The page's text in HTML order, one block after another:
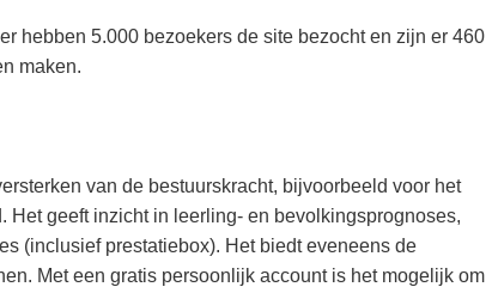
hebben 5.000 bezoekers de site bezocht en zijn er 460
maken.
van de bestuurskracht, bijvoorbeeld voor het
geeft inzicht in leerling- en bevolkingsprognoses,
(inclusief prestatiebox). Het biedt eveneens de
Met een gratis persoonlijk account is het mogelijk om